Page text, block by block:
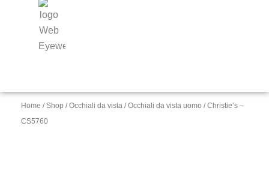
Home /Shop /Occhiali da vista /Occhiali da vista uomo / Christie’s –
CS5760